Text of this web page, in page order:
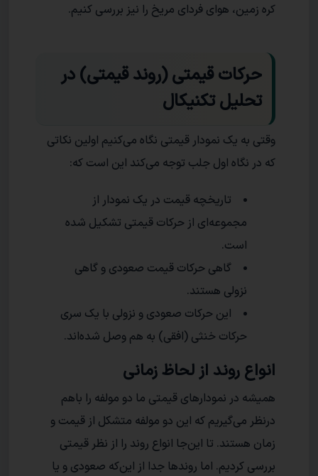
کره زمین، هوای فردای مریخ را نیز بررسی کنیم.
حرکات قیمتی (روند قیمتی) در
تحلیل تکنیکال
وقتی به یک نمودار قیمتی نگاه می‌کنیم اولین نکاتی
که در نگاه اول جلب توجه می‌کند این است که:
تاریخچه قیمت در یک نمودار از
مجموعه‌ای از حرکات قیمتی تشکیل شده
است.
گاهی حرکات قیمت صعودی و گاهی
نزولی هستند.
این حرکات صعودی و نزولی با یک سری
حرکات خنثی (افقی) به هم وصل شده‌اند.
انواع روند از لحاظ زمانی
همیشه در نمودارهای قیمتی ما دو مولفه را باهم
درنظر می‌گیریم که این دو مولفه متشکل از قیمت و
زمان هستند. تا این‌جا انواع روند را از نظر قیمتی
بررسی کردیم. اما روندها جدا از این‌که صعودی و یا